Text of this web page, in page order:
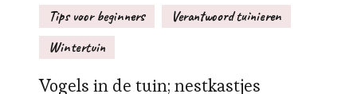
Tips voor beginners
Verantwoord tuinieren
Wintertuin
Vogels in de tuin; nestkastjes